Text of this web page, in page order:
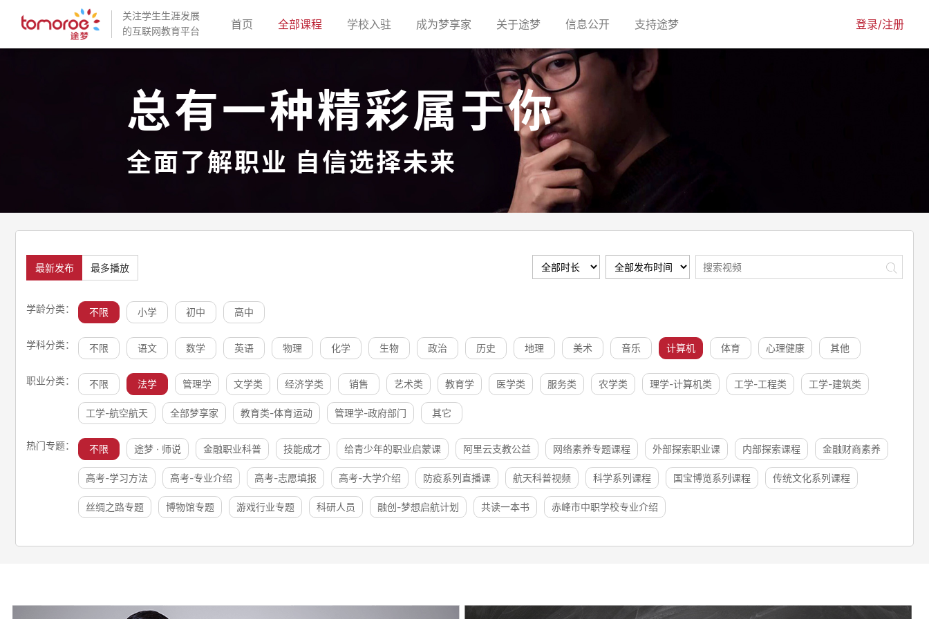
关注学生生涯发展
的互联网教育平台
首页(current)全部课程(current)学校入驻(current)成为梦享家(current)关于途梦(current)信息公开(current)支持途梦(current) 登录/注册
总有一种精彩属于你
全面了解职业 自信选择未来
最新发布 最多播放
学龄分类： 不限 小学 初中 高中
学科分类： 不限 语文 数学 英语 物理 化学 生物 政治 历史 地理 美术 音乐 计算机 体育 心理健康 其他
职业分类： 不限 法学 管理学 文学类 经济学类 销售 艺术类 教育学 医学类 服务类 农学类 理学-计算机类 工学-工程类 工学-建筑类
工学-航空航天 全部梦享家 教育类-体育运动 管理学-政府部门 其它
热门专题： 不限 途梦 · 师说 金融职业科普 技能成才 给青少年的职业启蒙课 阿里云支教公益 网络素养专题课程 外部探索职业课 内部探索课程 金融财商素养
高考-学习方法 高考-专业介绍 高考-志愿填报 高考-大学介绍 防疫系列直播课 航天科普视频 科学系列课程 国宝博览系列课程 传统文化系列课程
丝绸之路专题 博物馆专题 游戏行业专题 科研人员 融创-梦想启航计划 共读一本书 赤峰市中职学校专业介绍